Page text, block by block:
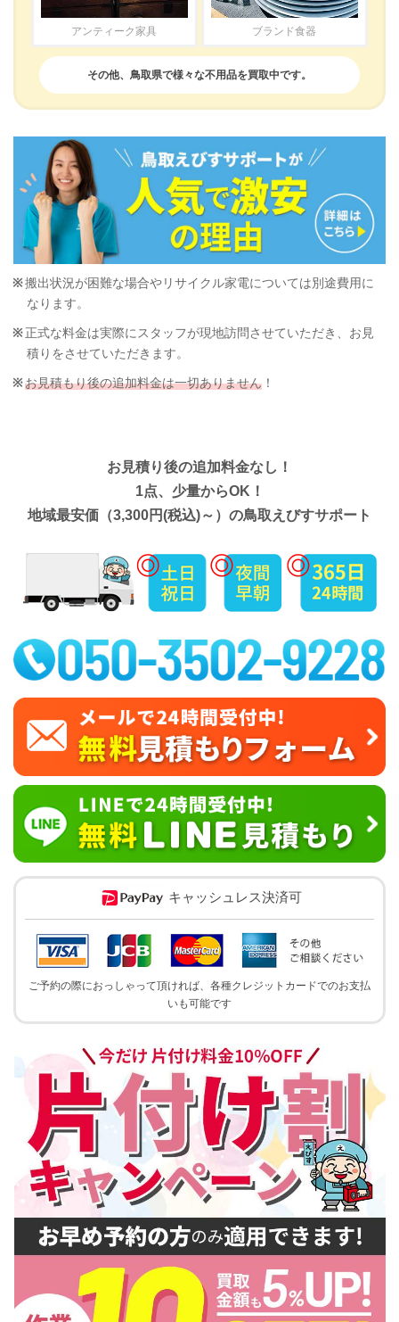
アンティーク家具 ブランド食器
その他、鳥取県で様々な不用品を買取中です。
搬出状況が困難な場合やリサイクル家電については別途費用に
なります。
正式な料金は実際にスタッフが現地訪問させていただき、お見
積りをさせていただきます。
お見積もり後の追加料金は一切ありません！
お見積り後の追加料金なし！
1点、少量からOK！
地域最安価（3,300円(税込)～）の鳥取えびすサポート
キャッシュレス決済可
ご予約の際におっしゃって頂ければ、各種クレジットカードでのお支払
いも可能です